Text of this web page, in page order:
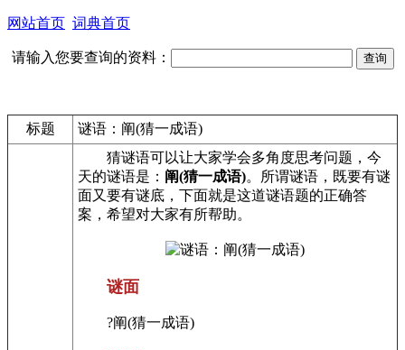
网站首页 词典首页
请输入您要查询的资料：
标题 谜语：阐(猜一成语)
猜谜语可以让大家学会多角度思考问题，今
天的谜语是： 阐(猜一成语)。所谓谜语，既要有谜
面又要有谜底，下面就是这道谜语题的正确答
案，希望对大家有所帮助。
谜面
?阐(猜一成语)